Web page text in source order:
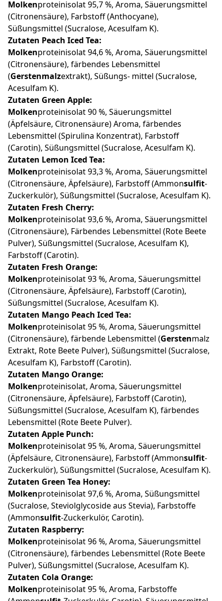
Molkenproteinisolat 95,7 %, Aroma, Säuerungsmittel
(Citronensäure), Farbstoff (Anthocyane),
Süßungsmittel (Sucralose, Acesulfam K).
Zutaten Peach Iced Tea:
Molkenproteinisolat 94,6 %, Aroma, Säuerungsmittel
(Citronensäure), färbendes Lebensmittel
(Gerstenmalzextrakt), Süßungs- mittel (Sucralose,
Acesulfam K).
Zutaten Green Apple:
Molkenproteinisolat 90 %, Säuerungsmittel
(Äpfelsäure, Citronensäure) Aroma, färbendes
Lebensmittel (Spirulina Konzentrat), Farbstoff
(Carotin), Süßungsmittel (Sucralose, Acesulfam K).
Zutaten Lemon Iced Tea:
Molkenproteinisolat 93,3 %, Aroma, Säuerungsmittel
(Citronensäure, Äpfelsäure), Farbstoff (Ammonsulfit-
Zuckerkulör), Süßungsmittel (Sucralose, Acesulfam K).
Zutaten Fresh Cherry:
Molkenproteinisolat 93,6 %, Aroma, Säuerungsmittel
(Citronensäure), Färbendes Lebensmittel (Rote Beete
Pulver), Süßungsmittel (Sucralose, Acesulfam K),
Farbstoff (Carotin).
Zutaten Fresh Orange:
Molkenproteinisolat 93 %, Aroma, Säuerungsmittel
(Citronensäure, Äpfelsäure), Farbstoff (Carotin),
Süßungsmittel (Sucralose, Acesulfam K).
Zutaten Mango Peach Iced Tea:
Molkenproteinisolat 95 %, Aroma, Säuerungsmittel
(Citronensäure), färbende Lebensmittel (Gerstenmalz
Extrakt, Rote Beete Pulver), Süßungsmittel (Sucralose,
Acesulfam K), Farbstoff (Carotin).
Zutaten Mango Orange:
Molkenproteinisolat, Aroma, Säuerungsmittel
(Citronensäure, Äpfelsäure), Farbstoff (Carotin),
Süßungsmittel (Sucralose, Acesulfam K), färbendes
Lebensmittel (Rote Beete Pulver).
Zutaten Apple Punch:
Molkenproteinisolat 95 %, Aroma, Säuerungsmittel
(Äpfelsäure, Citronensäure), Farbstoff (Ammonsulfit-
Zuckerkulör), Süßungsmittel (Sucralose, Acesulfam K).
Zutaten Green Tea Honey:
Molkenproteinisolat 97,6 %, Aroma, Süßungsmittel
(Sucralose, Steviolglycoside aus Stevia), Farbstoffe
(Ammonsulfit-Zuckerkulör, Carotin).
Zutaten Raspberry:
Molkenproteinisolat 96 %, Aroma, Säuerungsmittel
(Citronensäure), färbendes Lebensmittel (Rote Beete
Pulver), Süßungsmittel (Sucralose, Acesulfam K).
Zutaten Cola Orange:
Molkenproteinisolat 95 %, Aroma, Farbstoffe